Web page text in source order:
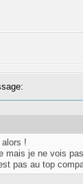
!
mais je ne vois
pas au top